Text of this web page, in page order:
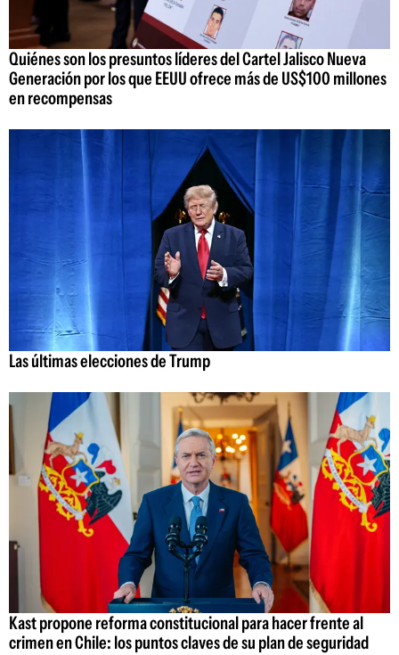
Quiénes son los presuntos líderes del Cartel Jalisco Nueva
Generación por los que EEUU ofrece más de US$100 millones
en recompensas
Las últimas elecciones de Trump
Kast propone reforma constitucional para hacer frente al
crimen en Chile: los puntos claves de su plan de seguridad